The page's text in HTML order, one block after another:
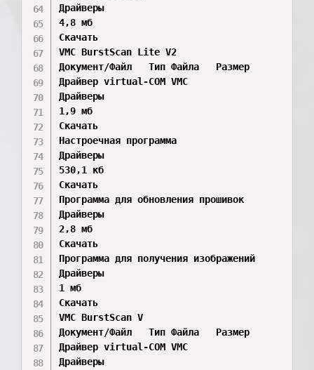
Драйверы
4,8 мб
Скачать
VMC BurstScan Lite V2
Документ/Файл	Тип Файла	Размер
Драйвер virtual-COM VMC
Драйверы
1,9 мб
Скачать
Настроечная программа
Драйверы
530,1 кб
Скачать
Программа для обновления прошивок
Драйверы
2,8 мб
Скачать
Программа для получения изображений
Драйверы
1 мб
Скачать
VMC BurstScan V
Документ/Файл	Тип Файла	Размер
Драйвер virtual-COM VMC
Драйверы